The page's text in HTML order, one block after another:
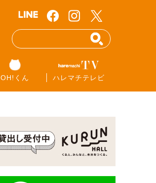
OH!くん ハレマチテレビ